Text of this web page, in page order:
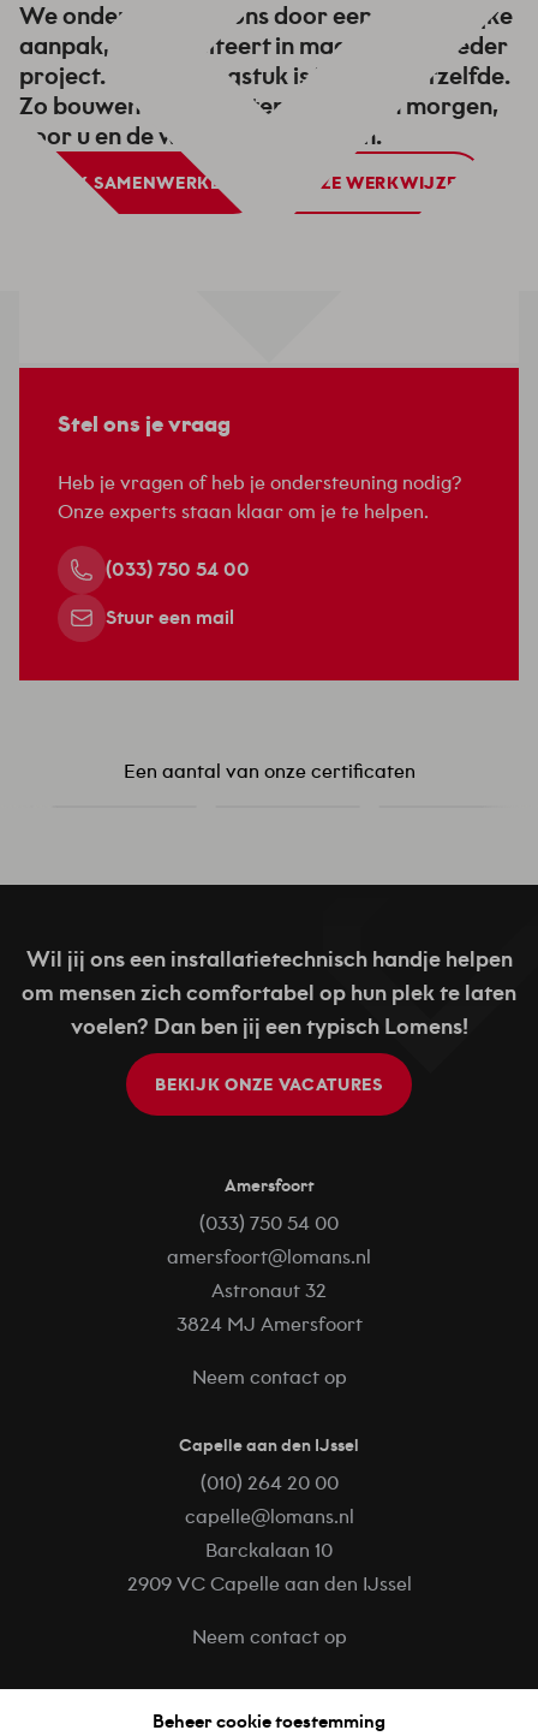
Beheer cookie toestemming
We onderscheiden ons door een persoonlijke
aanpak, wat resulteert in maatwerk bij ieder
project. Geen vraagstuk is immers hetzelfde.
Zo bouwen onze klantenteams aan morgen,
voor u en de wereld om ons heen.
OOK SAMENWERKEN ONZE WERKWIJZE
Stel ons je vraag
Heb je vragen of heb je ondersteuning nodig?
Onze experts staan klaar om je te helpen.
(033) 750 54 00
Stuur een mail
Een aantal van onze certificaten
Wil jij ons een installatietechnisch handje helpen
om mensen zich comfortabel op hun plek te laten
voelen? Dan ben jij een typisch Lomens!
BEKIJK ONZE VACATURES
Amersfoort
(033) 750 54 00
amersfoort@lomans.nl
Astronaut 32
3824 MJ Amersfoort
Neem contact op
Capelle aan den IJssel
(010) 264 20 00
capelle@lomans.nl
Barckalaan 10
2909 VC Capelle aan den IJssel
Neem contact op